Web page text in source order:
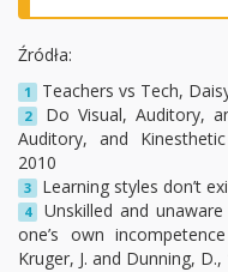
Źródła:
1 Teachers vs Tech,
2
Do Visual, Auditory,
Auditory, and
2010
3 Learning styles don’t
4
Unskilled and
one’s own
Kruger, J. and Dunning, D.,